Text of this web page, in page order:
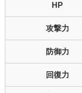
HP
攻撃力
防御力
回復力